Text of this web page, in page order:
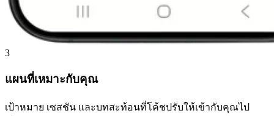
3
แผนที่เหมาะกับคุณ
เป้าหมาย เซสชัน และบทสะท้อนที่โค้ชปรับให้เข้ากับคุณไป